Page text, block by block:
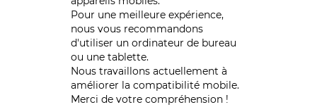
Pour une meilleure expérience,
nous vous recommandons
d'utiliser un ordinateur de bureau
ou une tablette.
Nous travaillons actuellement à
améliorer la compatibilité mobile.
Merci de votre compréhension !